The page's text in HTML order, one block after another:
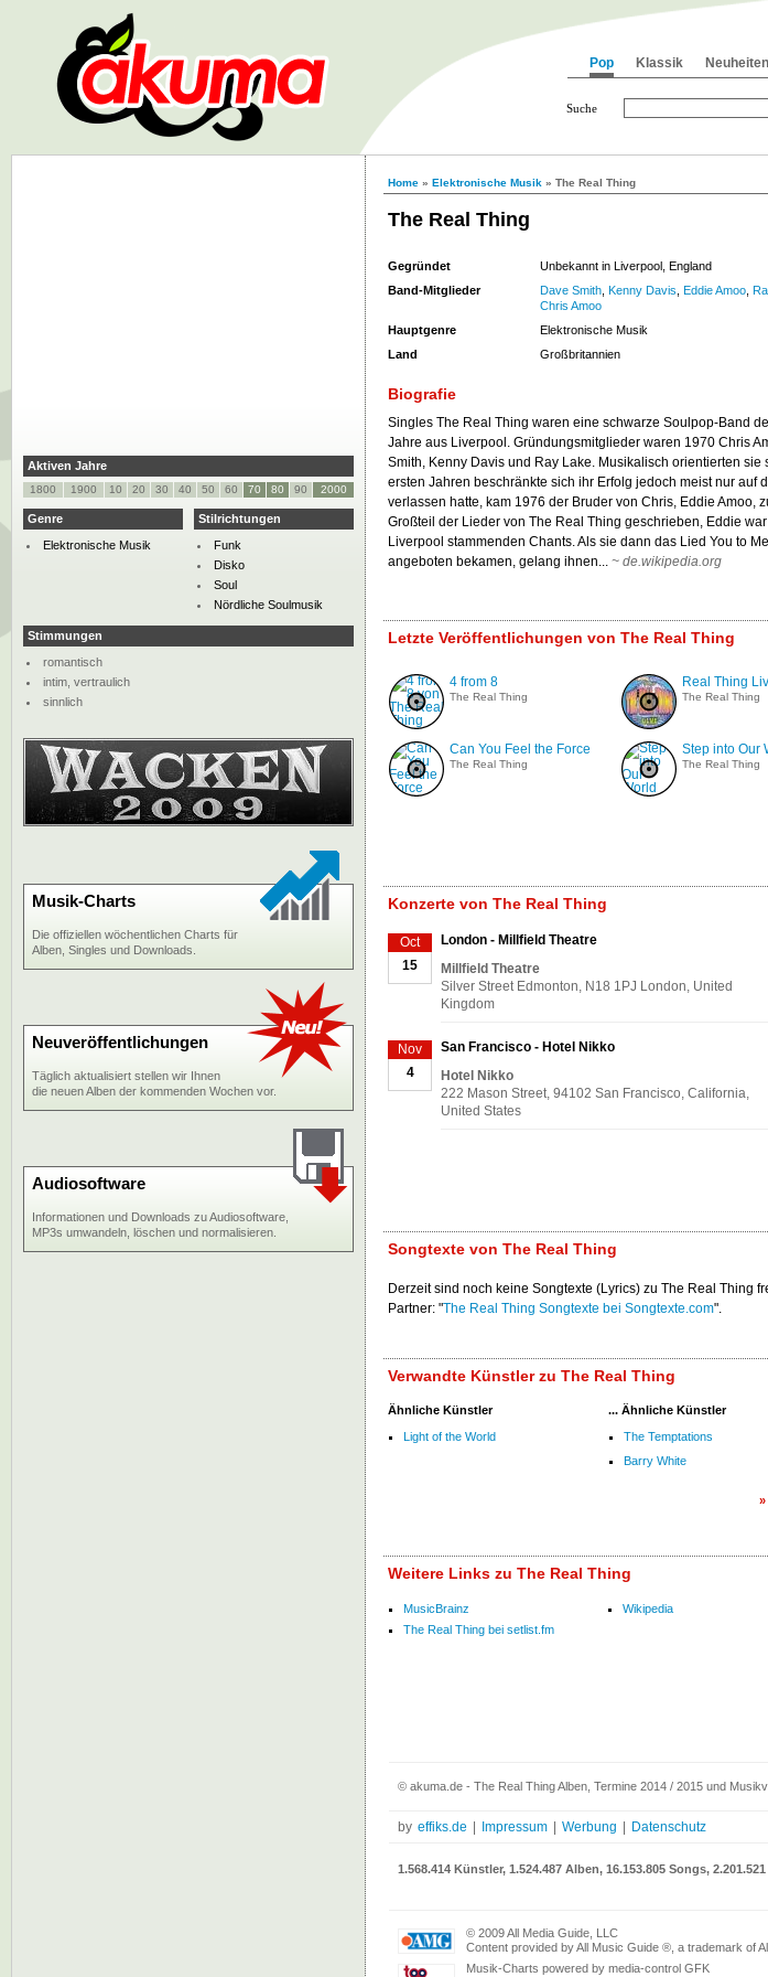
Home » Elektronische Musik » The Real Thing
The Real Thing
Gegründet
Unbekannt in Liverpool, England
Band-Mitglieder
Dave Smith Kenny Davis Eddie Amoo
Chris Amoo
Hauptgenre
Elektronische Musik
Land
Großbritannien
Biografie
Singles The Real Thing waren eine schwarze Soulpop-Band
Jahre aus Liverpool. Gründungsmitglieder waren 1970 Chris
Smith, Kenny Davis und Ray Lake. Musikalisch orientierten
ersten Jahren beschränkte sich ihr Erfolg jedoch meist nur auf
verlassen hatte, kam 1976 der Bruder von Chris, Eddie Amoo,
Großteil der Lieder von The Real Thing geschrieben, Eddie
Liverpool stammenden Chants. Als sie dann das Lied You to
angeboten bekamen, gelang ihnen... ~ de.wikipedia.org
Letzte Veröffentlichungen von The Real Thing
4 from 8
The Real Thing
Real Thing
The Real Thing
Can You Feel the Force
The Real Thing
Step into Our
The Real Thing
Konzerte von The Real Thing
Oct
15
London - Millfield Theatre
Millfield Theatre
Silver Street Edmonton, N18 1PJ London, United
Kingdom
Nov
4
San Francisco - Hotel Nikko
Hotel Nikko
222 Mason Street, 94102 San Francisco, California,
United States
Songtexte von The Real Thing
Derzeit sind noch keine Songtexte (Lyrics) zu The Real Thing
Partner: "The Real Thing Songtexte bei Songtexte.com".
Verwandte Künstler zu The Real Thing
Ähnliche Künstler
Light of the World
... Ähnliche Künstler
The Temptations
Barry White
»
Weitere Links zu The Real Thing
MusicBrainz Wikipedia
The Real Thing bei setlist.fm
Aktiven Jahre
1800 1900 10 20 30 40 50 60 70 80 90 2000
Genre
Elektronische Musik
Stilrichtungen
Funk
Disko
Soul
Nördliche Soulmusik
Stimmungen
romantisch
intim, vertraulich
sinnlich
Musik-Charts
Die offiziellen wöchentlichen Charts für
Alben, Singles und Downloads.
Neuveröffentlichungen
Täglich aktualisiert stellen wir Ihnen
die neuen Alben der kommenden Wochen vor.
Audiosoftware
Informationen und Downloads zu Audiosoftware,
MP3s umwandeln, löschen und normalisieren.
© akuma.de - The Real Thing Alben, Termine 2014 / 2015 und
by effiks.de Impressum Werbung Datenschutz
1.568.414 Künstler, 1.524.487 Alben, 16.153.805 Songs,
© 2009 All Media Guide, LLC
Content provided by All Music Guide ®, a trademark of
Musik-Charts powered by media-control GFK
Pop Klassik Neuheiten
Suche